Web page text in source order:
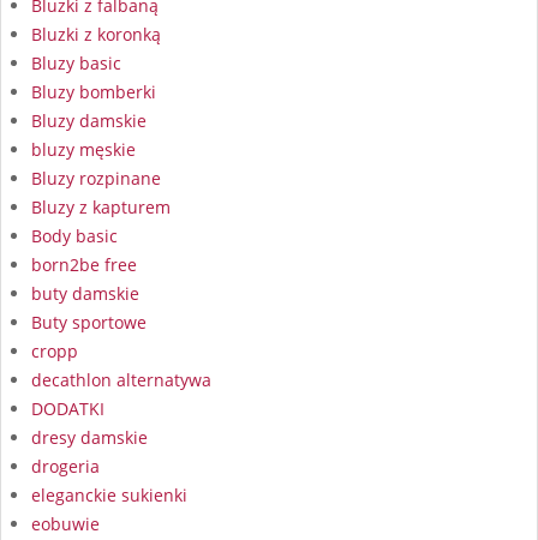
Bluzki z falbaną
Bluzki z koronką
Bluzy basic
Bluzy bomberki
Bluzy damskie
bluzy męskie
Bluzy rozpinane
Bluzy z kapturem
Body basic
born2be free
buty damskie
Buty sportowe
cropp
decathlon alternatywa
DODATKI
dresy damskie
drogeria
eleganckie sukienki
eobuwie